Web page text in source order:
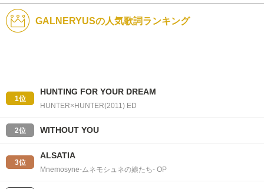
GALNERYUSの人気歌詞ランキング
1位
HUNTING FOR YOUR DREAM
HUNTER×HUNTER(2011) ED
2位 WITHOUT YOU
3位
ALSATIA
Mnemosyne-ムネモシュネの娘たち- OP